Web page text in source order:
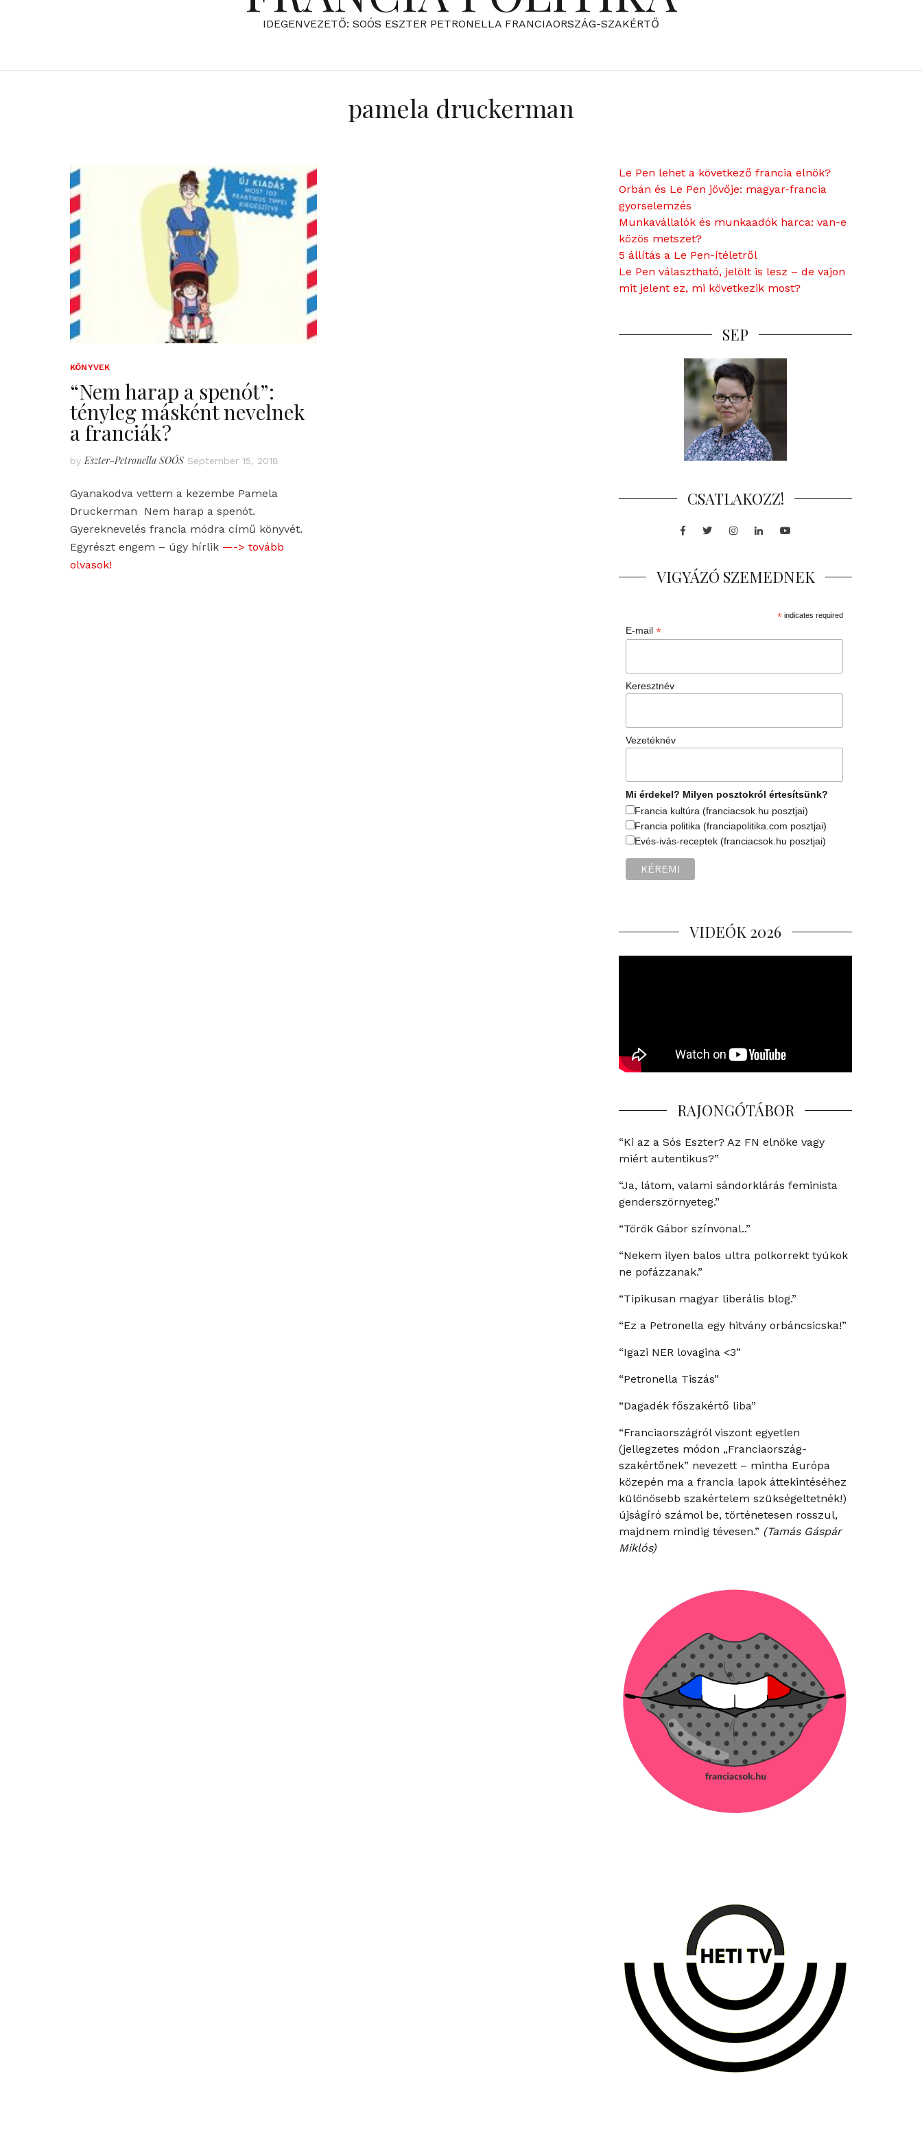
IDEGENVEZETŐ: SOÓS ESZTER PETRONELLA FRANCIAORSZÁG-SZAKÉRTŐ
pamela druckerman
KÖNYVEK
“Nem harap a spenót”:
tényleg másként nevelnek
a franciák?
by Eszter-Petronella SOÓS September 15, 2018
Gyanakodva vettem a kezembe Pamela
Druckerman Nem harap a spenót.
Gyereknevelés francia módra című könyvét.
Egyrészt engem – úgy hírlik —-> tovább
olvasok!
Le Pen lehet a következő francia elnök?
Orbán és Le Pen jövője: magyar-francia
gyorselemzés
Munkavállalók és munkaadók harca: van-e
közös metszet?
5 állítás a Le Pen-ítéletről
Le Pen választható, jelölt is lesz – de vajon
mit jelent ez, mi következik most?
SEP
CSATLAKOZZ!
Facebook
TwitterInstagram
LinkedInYoutube
VIGYÁZÓ SZEMEDNEK
*indicates required
E-mail*
Keresztnév
Vezetéknév
Mi érdekel? Milyen posztokról értesítsünk?
Francia kultúra (franciacsok.hu posztjai)
Francia politika (franciapolitika.com posztjai)
Evés-ivás-receptek (franciacsok.hu posztjai)
VIDEÓK 2026
RAJONGÓTÁBOR
“Ki az a Sós Eszter? Az FN elnöke vagy
miért autentikus?”
“Ja, látom, valami sándorklárás feminista
genderszörnyeteg.”
“Török Gábor színvonal..”
“Nekem ilyen balos ultra polkorrekt tyúkok
ne pofázzanak.”
“Tipikusan magyar liberális blog.”
“Ez a Petronella egy hitvány orbáncsicska!”
“Igazi NER lovagina <3”
“Petronella Tiszás”
“Dagadék főszakértő liba”
“Franciaországról viszont egyetlen
(jellegzetes módon „Franciaország-
szakértőnek” nevezett – mintha Európa
közepén ma a francia lapok áttekintéséhez
különösebb szakértelem szükségeltetnék!)
újságíró számol be, történetesen rosszul,
majdnem mindig tévesen.” (Tamás Gáspár
Miklós)